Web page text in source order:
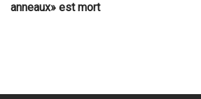
anneaux» est mort